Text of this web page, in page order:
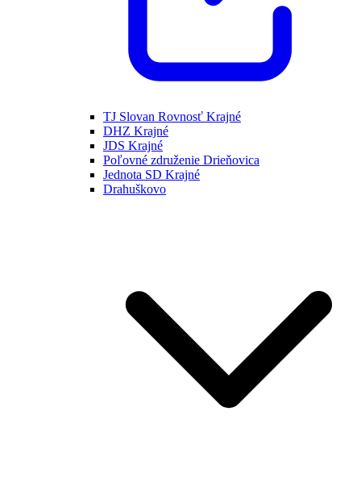
TJ Slovan Rovnosť Krajné
DHZ Krajné
JDS Krajné
Poľovné združenie Drieňovica
Jednota SD Krajné
Drahuškovo